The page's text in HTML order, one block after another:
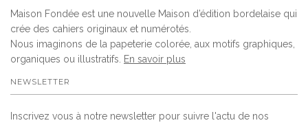
Maison Fondée est une nouvelle Maison d’édition bordelaise qui
crée des cahiers originaux et numérotés.
Nous imaginons de la papeterie colorée, aux motifs graphiques,
organiques ou illustratifs. En savoir plus
NEWSLETTER
Inscrivez vous à notre newsletter pour suivre l'actu de nos